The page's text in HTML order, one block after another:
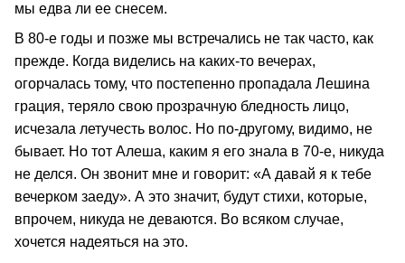
мы едва ли ее снесем.
В 80-е годы и позже мы встречались не так часто, как
прежде. Когда виделись на каких-то вечерах,
огорчалась тому, что постепенно пропадала Лешина
грация, теряло свою прозрачную бледность лицо,
исчезала летучесть волос. Но по-другому, видимо, не
бывает. Но тот Алеша, каким я его знала в 70-е, никуда
не делся. Он звонит мне и говорит: «А давай я к тебе
вечерком заеду». А это значит, будут стихи, которые,
впрочем, никуда не деваются. Во всяком случае,
хочется надеяться на это.